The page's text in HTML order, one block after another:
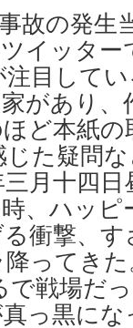
聞
労
連
の
集
会
報
告
記
事
『な
ぜ
「脱
原
発」
敗
れ
去
故の発生
イッタ
目して
があり
ど本紙
じた疑問
月十四日
、ハッ
衝撃、
降ってき
戦場だ
っ黒に